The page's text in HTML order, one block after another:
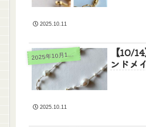
2025.10.11
2
025年10月14日(火)
【10/
ンドメ
2025.10.11